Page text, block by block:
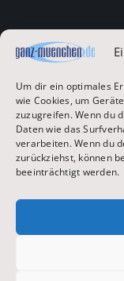
Um dir ein optimales
wie Cookies, um
zuzugreifen. Wenn du
Daten wie das
verarbeiten. Wenn du
zurückziehst, können
beeinträchtigt werden.
Lifestyle
Oktoberfest
Zur